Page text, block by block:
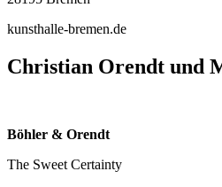
kunsthalle-bremen.de
Christian Orendt und
Böhler & Orendt
The Sweet Certainty